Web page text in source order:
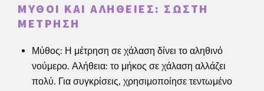
ΜΎΘΟΙ ΚΑΙ ΑΛΉΘΕΙΕΣ: ΣΩΣΤΉ
ΜΈΤΡΗΣΗ
Μύθος: Η μέτρηση σε χάλαση δίνει το αληθινό
νούμερο. Αλήθεια: το μήκος σε χάλαση αλλάζει
πολύ. Για συγκρίσεις, χρησιμοποίησε τεντωμένο